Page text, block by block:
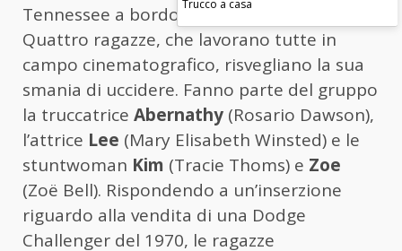
Tennessee a bordo di una Dodge Charger.
Quattro ragazze, che lavorano tutte in
campo cinematografico, risvegliano la sua
smania di uccidere. Fanno parte del gruppo
la truccatrice Abernathy (Rosario Dawson),
l’attrice Lee (Mary Elisabeth Winsted) e le
stuntwoman Kim (Tracie Thoms) e Zoe
(Zoë Bell). Rispondendo a un’inserzione
riguardo alla vendita di una Dodge
Challenger del 1970, le ragazze
Trucco a casa